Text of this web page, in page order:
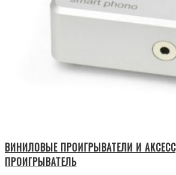
ВИНИЛОВЫЕ ПРОИГРЫВАТЕЛИ И
ПРОИГРЫВАТЕЛЬ